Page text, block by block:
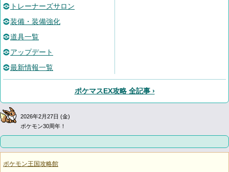
トレーナーズサロン
装備・装備強化
道具一覧
アップデート
最新情報一覧
ポケマスEX攻略 全記事 ›
2026年2月27日 (金)
ポケモン30周年！
ポケモン王国攻略館